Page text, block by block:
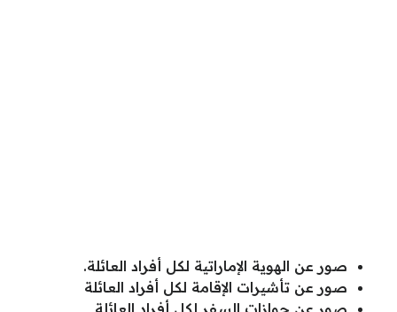
صور عن الهوية الإماراتية لكل أفراد العائلة.
صور عن تأشيرات الإقامة لكل أفراد العائلة